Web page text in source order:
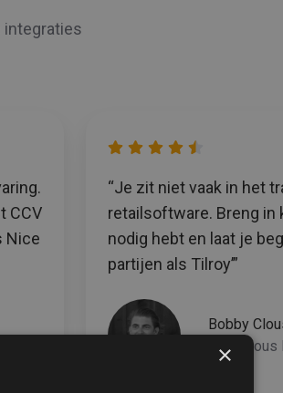
integraties
CCV
Nice
“Je zit niet vaak in het
retailsoftware. Breng in
nodig hebt en laat je
partijen als Tilroy’”
Bobby
CEO,
×